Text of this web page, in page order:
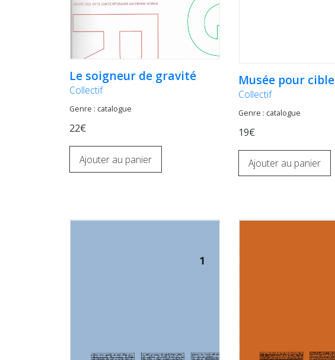
Le soigneur de gravité
Collectif
Genre : catalogue
22€
Ajouter au panier
Musée pour cible
Collectif
Genre : catalogue
19€
Ajouter au panier